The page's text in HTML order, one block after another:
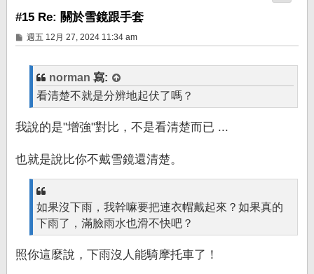
#15 Re: 關於雪鏡跟手套
文
章
週五 12月 27, 2024 11:34 am
norman 寫:
看清楚不就是分辨地起伏了嗎？
我說的是"增強"對比，不是看清楚而已 ...
也就是說比你不戴雪鏡還清楚。
如果沒下雨，我幹嘛要把連衣帽戴起來？如果真的
下雨了，滿臉雨水也滑不快吧？
照你這麼說，下雨沒人能騎摩托車了！